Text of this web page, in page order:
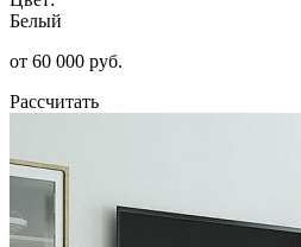
Белый
от 60 000 руб.
Рассчитать